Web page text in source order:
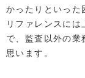
かったりといった
リファレンスに
で、監査以外の業
思います。